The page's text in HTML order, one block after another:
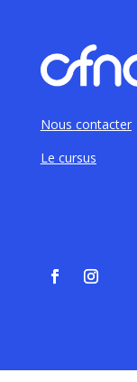
Nous contacter
Le cursus